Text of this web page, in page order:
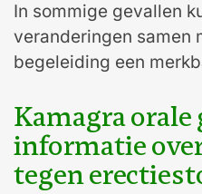
In sommige gevallen
veranderingen samen
begeleiding een
Kamagra orale
informatie
tegen